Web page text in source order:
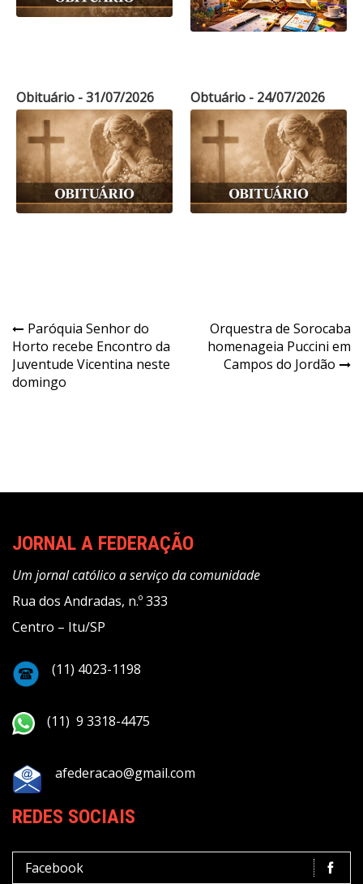
Obituário - 31/07/2026 Obtuário - 24/07/2026
Navegação
de
Post
Paróquia Senhor do
Horto recebe Encontro da
Juventude Vicentina neste
domingo
Orquestra de Sorocaba
homenageia Puccini em
Campos do Jordão
JORNAL A FEDERAÇÃO
Um jornal católico a serviço da comunidade
Rua dos Andradas, n.º 333
Centro – Itu/SP
(11) 4023-1198
(11) 9 3318-4475
afederacao@gmail.com
REDES SOCIAIS
Facebook